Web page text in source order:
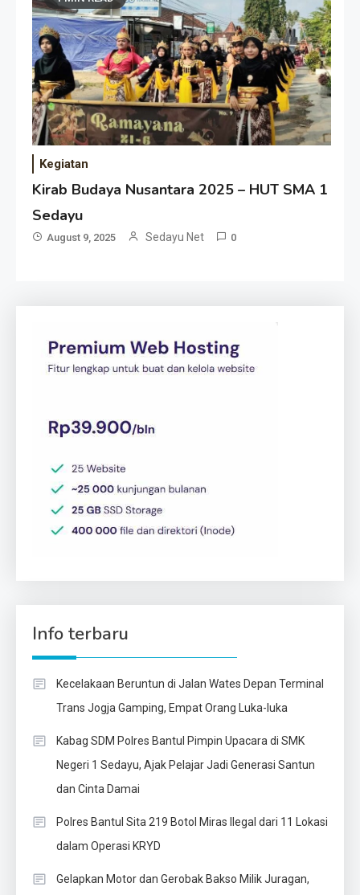
Kegiatan
Kirab Budaya Nusantara 2025 – HUT SMA 1
Sedayu
August 9, 2025 Sedayu Net 0
Info terbaru
Kecelakaan Beruntun di Jalan Wates Depan Terminal
Trans Jogja Gamping, Empat Orang Luka-luka
Kabag SDM Polres Bantul Pimpin Upacara di SMK
Negeri 1 Sedayu, Ajak Pelajar Jadi Generasi Santun
dan Cinta Damai
Polres Bantul Sita 219 Botol Miras Ilegal dari 11 Lokasi
dalam Operasi KRYD
Gelapkan Motor dan Gerobak Bakso Milik Juragan,